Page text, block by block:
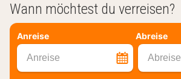
Wann möchtest du verreisen?
Anreise Abreise
Anreise Abreise